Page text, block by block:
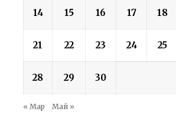
14 15 16 17 18
21 22 23 24 25
28 29 30
« Мар Май »